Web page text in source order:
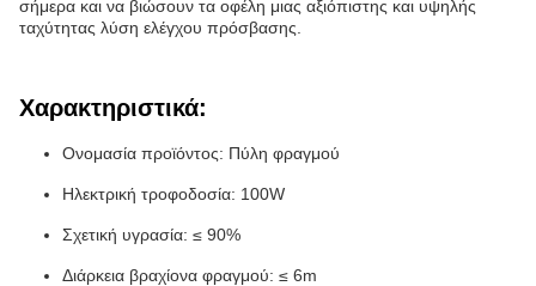
σήμερα και να βιώσουν τα οφέλη μιας αξιόπιστης και υψηλής
ταχύτητας λύση ελέγχου πρόσβασης.
Χαρακτηριστικά:
Ονομασία προϊόντος: Πύλη φραγμού
Ηλεκτρική τροφοδοσία: 100W
Σχετική υγρασία: ≤ 90%
Διάρκεια βραχίονα φραγμού: ≤ 6m